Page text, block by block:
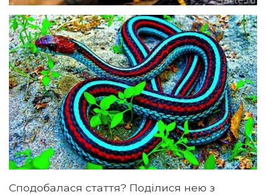
Сподобалася стаття? Поділися нею з